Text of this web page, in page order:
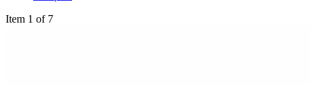
Item 1 of 7